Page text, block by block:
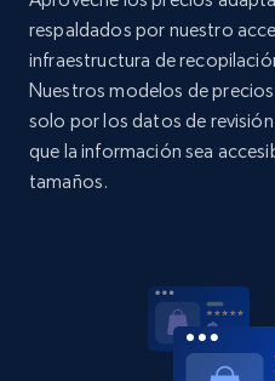
2.1K+ 375+
Home Depot US
URL, Domain, Country
Sku, Product id, Product
353+
respaldados por nuestro
infraestructura de
Nuestros modelos de
solo por los datos de
que la información sea
tamaños.